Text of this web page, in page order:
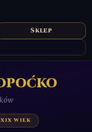
Sklep
XIX WIEK